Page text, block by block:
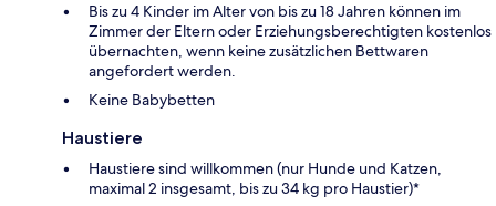
Bis zu 4 Kinder im Alter von bis zu 18 Jahren können im
Zimmer der Eltern oder Erziehungsberechtigten kostenlos
übernachten, wenn keine zusätzlichen Bettwaren
angefordert werden.
Keine Babybetten
Haustiere
Haustiere sind willkommen (nur Hunde und Katzen,
maximal 2 insgesamt, bis zu 34 kg pro Haustier)*